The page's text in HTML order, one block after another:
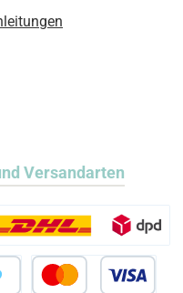
Versandarten